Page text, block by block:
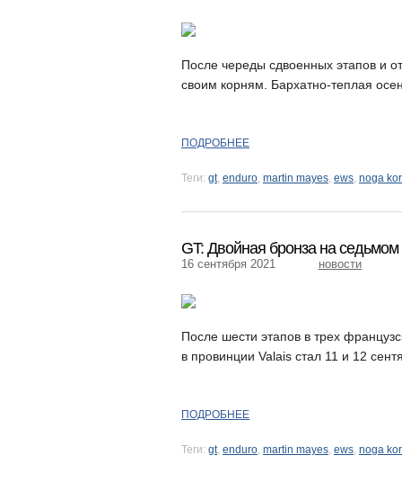
После череды сдвоенных этапов и
своим корням. Бархатно-теплая
ПОДРОБНЕЕ
Теги: gt, enduro, martin mayes, ews, noga
GT: Двойная бронза на
16 сентября 2021 новости
После шести этапов в трех
в провинции Valais стал 11 и 12
ПОДРОБНЕЕ
Теги: gt, enduro, martin mayes, ews, noga